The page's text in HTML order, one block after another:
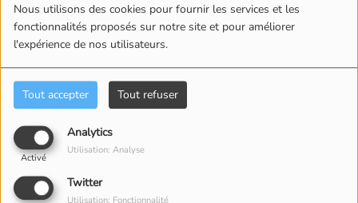
Nous utilisons des cookies pour fournir les services et les
fonctionnalités proposés sur notre site et pour améliorer
l'expérience de nos utilisateurs.
Tout accepter Tout refuser
Analytics
Activé
Utilisation: Analyse
Twitter
Utilisation: Fonctionnalité
Voir aussi
L'Effet Monarch : Éloïse
Boies signe un premier